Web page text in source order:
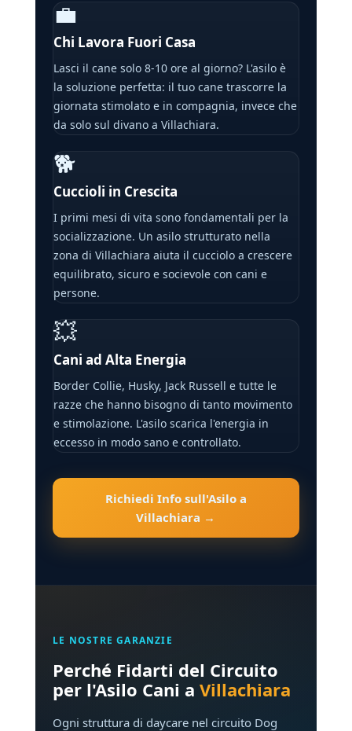
💼
Chi Lavora Fuori Casa
Lasci il cane solo 8-10 ore al giorno? L'asilo è
la soluzione perfetta: il tuo cane trascorre la
giornata stimolato e in compagnia, invece che
da solo sul divano a Villachiara.
🐕
Cuccioli in Crescita
I primi mesi di vita sono fondamentali per la
socializzazione. Un asilo strutturato nella
zona di Villachiara aiuta il cucciolo a crescere
equilibrato, sicuro e socievole con cani e
persone.
💥
Cani ad Alta Energia
Border Collie, Husky, Jack Russell e tutte le
razze che hanno bisogno di tanto movimento
e stimolazione. L'asilo scarica l'energia in
eccesso in modo sano e controllato.
Richiedi Info sull'Asilo a
Villachiara →
LE NOSTRE GARANZIE
Perché Fidarti del Circuito
per l'Asilo Cani aVillachiara
Ogni struttura di daycare nel circuito Dog